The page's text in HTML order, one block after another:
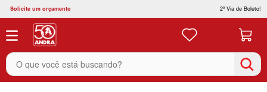
Solicite um orçamento 2ª Via de Boleto!
O que você está buscando?